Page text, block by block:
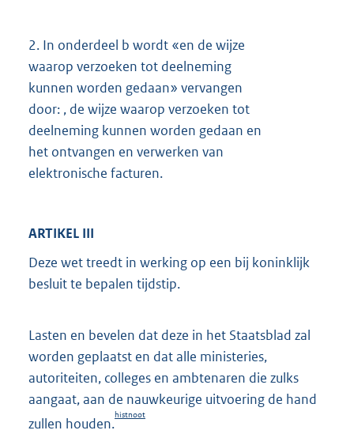
2. In onderdeel b wordt «en de wijze
waarop verzoeken tot deelneming
kunnen worden gedaan» vervangen
door: , de wijze waarop verzoeken tot
deelneming kunnen worden gedaan en
het ontvangen en verwerken van
elektronische facturen.
ARTIKEL III
Deze wet treedt in werking op een bij koninklijk
besluit te bepalen tijdstip.
Lasten en bevelen dat deze in het Staatsblad zal
worden geplaatst en dat alle ministeries,
autoriteiten, colleges en ambtenaren die zulks
aangaat, aan de nauwkeurige uitvoering de hand
zullen houden.
histnoot